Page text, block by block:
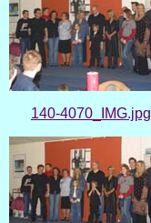
140-4070_IMG.jpg